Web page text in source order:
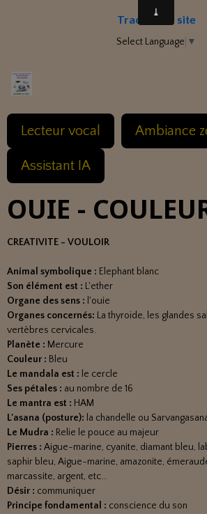
Traduire le site
Select Language ▼
Lecteur vocal Ambiance
Assistant IA
OUIE -
CREATIVITE - VOULOIR
Animal symbolique : Elephant blanc
Son élément est : L'ether
Organe des sens : l'ouie
Organes concernés: La thyroïde, les glandes
vertèbres cervicales.
Planète : Mercure
Couleur : Bleu
Le mandala est : le cercle
Ses pétales : au nombre de 16
Le mantra est : HAM
L'asana (posture): la chandelle ou
Le Mudra : Relie le pouce au majeur
Pierres : Aigue-marine, cyanite, diamant bleu,
saphir bleu, Aigue-marine, amazonite,
marcassite, argent, etc...
Désir : communiquer
Principe fondamental : conscience du son